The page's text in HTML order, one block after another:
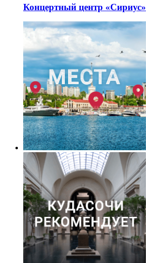
Концертный центр «Сириус»